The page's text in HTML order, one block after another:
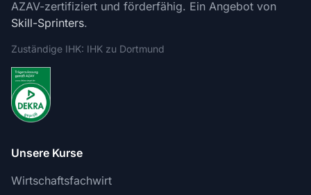
AZAV-zertifiziert und förderfähig. Ein Angebot von
Skill-Sprinters.
Zuständige IHK: IHK zu Dortmund
Unsere Kurse
Wirtschaftsfachwirt